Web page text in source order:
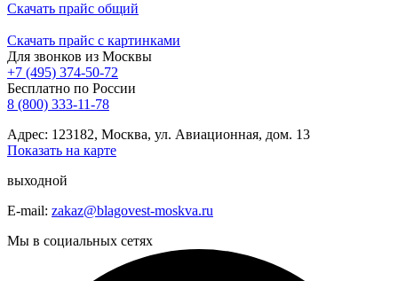
Скачать прайс общий
Скачать прайс с картинками
Для звонков из Москвы
+7 (495) 374-50-72
Бесплатно по России
8 (800) 333-11-78
Адрес: 123182, Москва, ул. Авиационная, дом. 13
Показать на карте
выходной
E-mail: zakaz@blagovest-moskva.ru
Мы в социальных сетях